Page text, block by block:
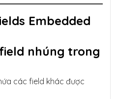
Embedded
nhúng trong
các field khác được